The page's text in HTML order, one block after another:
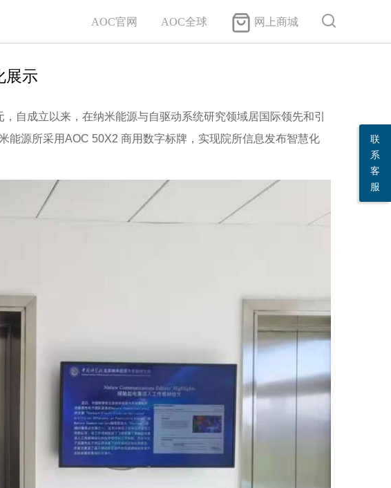
AOC官网 AOC全球 网上商城
展示
自成立以来，在纳米能源与自驱动系统研究领域居国际领先和引
源所采用AOC 50X2 商用数字标牌，实现院所信息发布智慧化
联
系
客
服